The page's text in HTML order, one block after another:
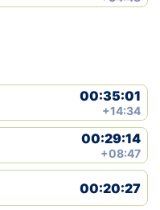
00:35:01
+14:34
00:29:14
+08:47
00:20:27